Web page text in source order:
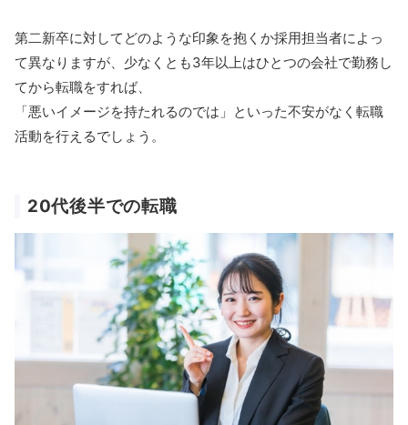
第二新卒に対してどのような印象を抱くか採用担当者によっ
て異なりますが、少なくとも3年以上はひとつの会社で勤務し
てから転職をすれば、
「悪いイメージを持たれるのでは」といった不安がなく転職
活動を行えるでしょう。
20代後半での転職